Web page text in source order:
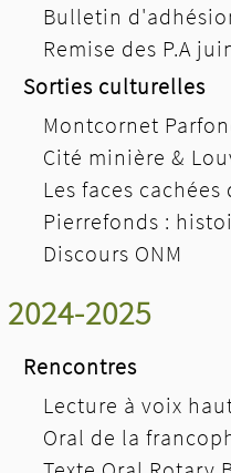
Bulletin
Remise des P.A
Sorties culturelles
Montcornet
Cité minière &
Les faces cachées
Pierrefonds :
Discours ONM
2024-2025
Rencontres
Lecture à voix
Oral de la